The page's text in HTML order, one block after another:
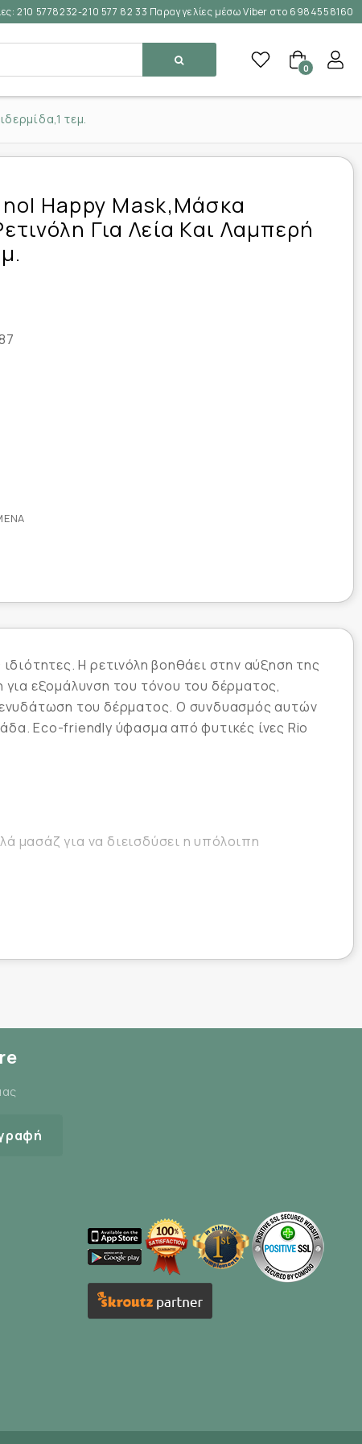
210 5778232-210 577 82 33 Παραγγελίες μέσω Viber στο 6984558160
0
τεμ.
Happy Mask,Μάσκα
Για Λεία Και Λαμπερή
Η ρετινόλη βοηθάει στην αύξηση της
για εξομάλυνση του τόνου του δέρματος,
ενυδάτωση του δέρματος. Ο συνδυασμός αυτών
Eco-friendly ύφασμα από φυτικές ίνες Rio
για να διεισδύσει η υπόλοιπη
Hexanediol, Carbomer, Caprylyl Glycol,
Max (Soybean) Seed Extract, Oryza Sativa